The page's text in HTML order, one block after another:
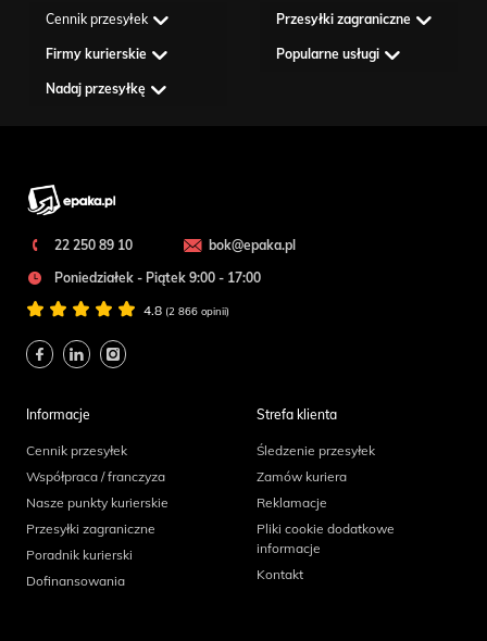
Cennik przesyłek Przesyłki zagraniczne
Firmy kurierskie Popularne usługi
Nadaj przesyłkę
22 250 89 10
bok@epaka.pl
Poniedziałek - Piątek 9:00 - 17:00
4.8 (2 866 opinii)
Informacje
Cennik przesyłek
Współpraca / franczyza
Nasze punkty kurierskie
Przesyłki zagraniczne
Poradnik kurierski
Dofinansowania
Strefa klienta
Śledzenie przesyłek
Zamów kuriera
Reklamacje
Pliki cookie dodatkowe
informacje
Kontakt